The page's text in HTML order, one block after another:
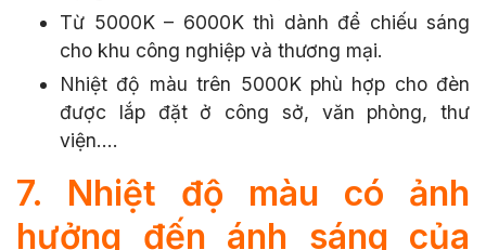
Từ 5000K – 6000K thì dành để chiếu sáng
cho khu công nghiệp và thương mại.
Nhiệt độ màu trên 5000K phù hợp cho đèn
được lắp đặt ở công sở, văn phòng, thư
viện….
7. Nhiệt độ màu có ảnh
hưởng đến ánh sáng của